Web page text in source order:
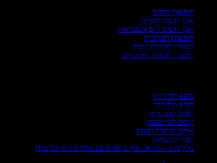
הופעות בחגים
אמן חושים לפורים
אמן חושים ליום העצמאות
הופעה לתערוכות
הפעלה להרמת כוסית
הפעלה לחנוכה למבוגרים
מופע דה ז’ה וו
מופע טלפתיה
קוסם למבוגרים
קוסם לבר מצווה
אירוע פתיחת השנה
הנחיית כנסים
טלקינזיס – מה זה ואיך נראה מופע טלקינזיס חי על במה